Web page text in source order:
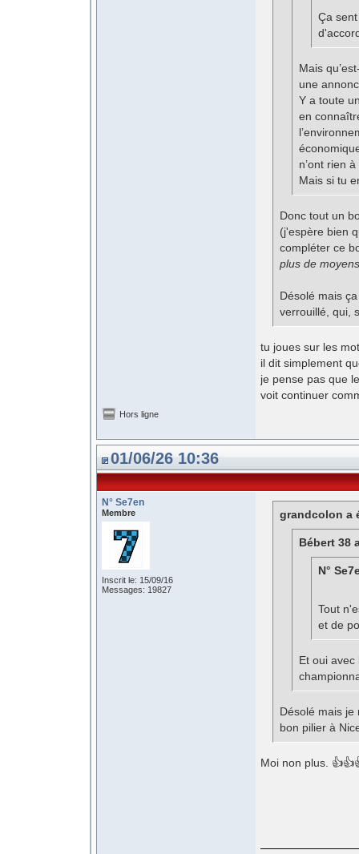
Ça
Mais
une
Y a toute
en
n’ont rien
Mais si tu
Donc tout un
(j'espère bien
compléter ce
plus de
Désolé mais
verrouillé, qui,
tu joues sur les
il dit simplement
je pense pas que
voit continuer
Hors ligne
01/06/26 10:36
N° Se7en
Membre
Inscrit le: 15/09/16
Messages: 19827
grandcolon a
Bébert 38
N°
Tout
et de
Et oui
Désolé mais
bon pilier à
Moi non plus.